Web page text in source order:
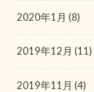
2020年1月 (8)
2019年12月 (11)
2019年11月 (4)